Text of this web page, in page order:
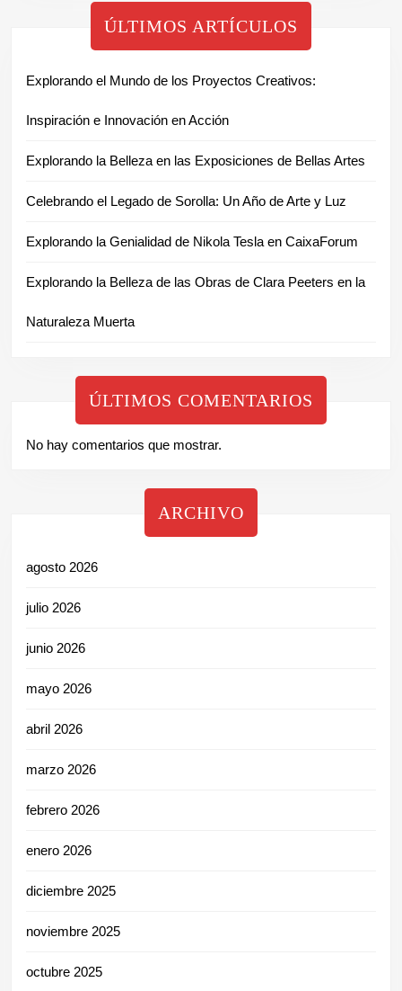
ÚLTIMOS ARTÍCULOS
Explorando el Mundo de los Proyectos Creativos:
Inspiración e Innovación en Acción
Explorando la Belleza en las Exposiciones de Bellas Artes
Celebrando el Legado de Sorolla: Un Año de Arte y Luz
Explorando la Genialidad de Nikola Tesla en CaixaForum
Explorando la Belleza de las Obras de Clara Peeters en la
Naturaleza Muerta
ÚLTIMOS COMENTARIOS
No hay comentarios que mostrar.
ARCHIVO
agosto 2026
julio 2026
junio 2026
mayo 2026
abril 2026
marzo 2026
febrero 2026
enero 2026
diciembre 2025
noviembre 2025
octubre 2025